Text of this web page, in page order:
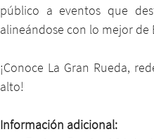
público a eventos que
alineándose con lo mejor de
¡Conoce La Gran Rueda,
alto!
Información adicional: